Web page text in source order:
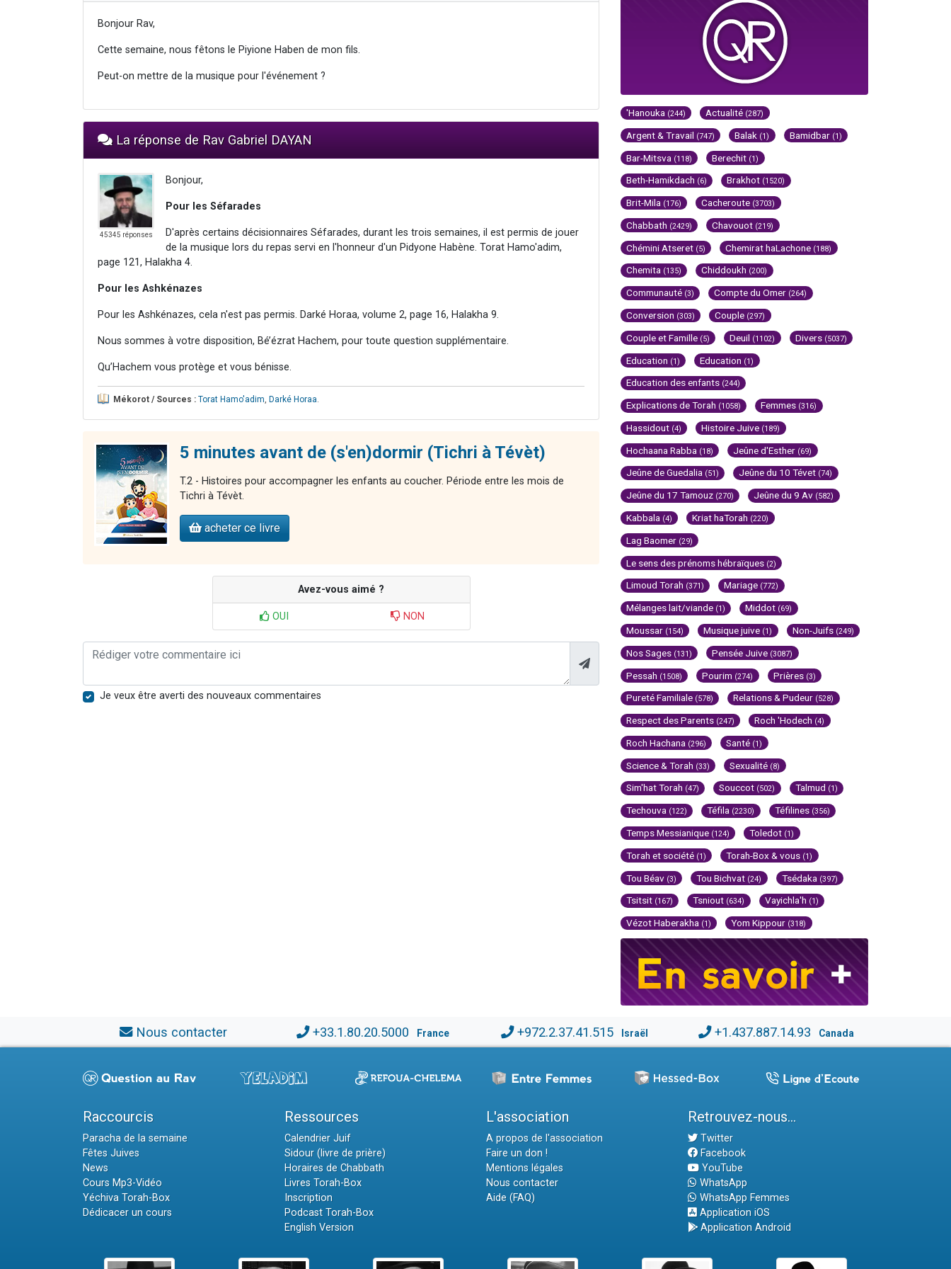
Bonjour Rav,
Cette semaine, nous fêtons le Piyione Haben de mon fils.
Peut-on mettre de la musique pour l'événement ?
La réponse de Rav Gabriel DAYAN
45345 réponses
Bonjour,
Pour les Séfarades
D'après certains décisionnaires Séfarades, durant les trois semaines, il est permis de jouer
de la musique lors du repas servi en l'honneur d'un Pidyone Habène. Torat Hamo'adim,
page 121, Halakha 4.
Pour les Ashkénazes
Pour les Ashkénazes, cela n'est pas permis. Darké Horaa, volume 2, page 16, Halakha 9.
Nous sommes à votre disposition, Bé’ézrat Hachem, pour toute question supplémentaire.
Qu’Hachem vous protège et vous bénisse.
Mékorot / Sources : Torat Hamo'adim Darké Horaa
5 minutes avant de (s'en)dormir (Tichri à Tévèt)
T.2 - Histoires pour accompagner les enfants au coucher. Période entre les mois de
Tichri à Tévèt.
acheter ce livre
Avez-vous aimé ?
OUI NON
Je veux être averti des nouveaux commentaires
'Hanouka (244) Actualité (287)
Argent & Travail (747) Balak (1) Bamidbar (1)
Bar-Mitsva (118) Berechit (1)
Beth-Hamikdach (6) Brakhot (1520)
Brit-Mila (176) Cacheroute (3703)
Chabbath (2429) Chavouot (219)
Chémini Atseret (5) Chemirat haLachone (188)
Chemita (135) Chiddoukh (200)
Communauté (3) Compte du Omer (264)
Conversion (303) Couple (297)
Couple et Famille (5) Deuil (1102) Divers (5037)
Education (1) Education (1)
Education des enfants (244)
Explications de Torah (1058) Femmes (316)
Hassidout (4) Histoire Juive (189)
Hochaana Rabba (18) Jeûne d'Esther (69)
Jeûne de Guedalia (51) Jeûne du 10 Tévet (74)
Jeûne du 17 Tamouz (270) Jeûne du 9 Av (582)
Kabbala (4) Kriat haTorah (220)
Lag Baomer (29)
Le sens des prénoms hébraïques (2)
Limoud Torah (371) Mariage (772)
Mélanges lait/viande (1) Middot (69)
Moussar (154) Musique juive (1) Non-Juifs (249)
Nos Sages (131) Pensée Juive (3087)
Pessah (1508) Pourim (274) Prières (3)
Pureté Familiale (578) Relations & Pudeur (528)
Respect des Parents (247) Roch 'Hodech (4)
Roch Hachana (296) Santé (1)
Science & Torah (33) Sexualité (8)
Sim'hat Torah (47) Souccot (502) Talmud (1)
Techouva (122) Téfila (2230) Téfilines (356)
Temps Messianique (124) Toledot (1)
Torah et société (1) Torah-Box & vous (1)
Tou Béav (3) Tou Bichvat (24) Tsédaka (397)
Tsitsit (167) Tsniout (634) Vayichla'h (1)
Vézot Haberakha (1) Yom Kippour (318)
Nous contacter +33.1.80.20.5000 France +972.2.37.41.515 Israël +1.437.887.14.93 Canada
Raccourcis
Paracha de la semaine
Fêtes Juives
News
Cours Mp3-Vidéo
Yéchiva Torah-Box
Dédicacer un cours
Ressources
Calendrier Juif
Sidour (livre de prière)
Horaires de Chabbath
Livres Torah-Box
Inscription
Podcast Torah-Box
English Version
L'association
A propos de l'association
Faire un don !
Mentions légales
Nous contacter
Aide (FAQ)
Retrouvez-nous...
Twitter
Facebook
YouTube
WhatsApp
WhatsApp Femmes
Application iOS
Application Android